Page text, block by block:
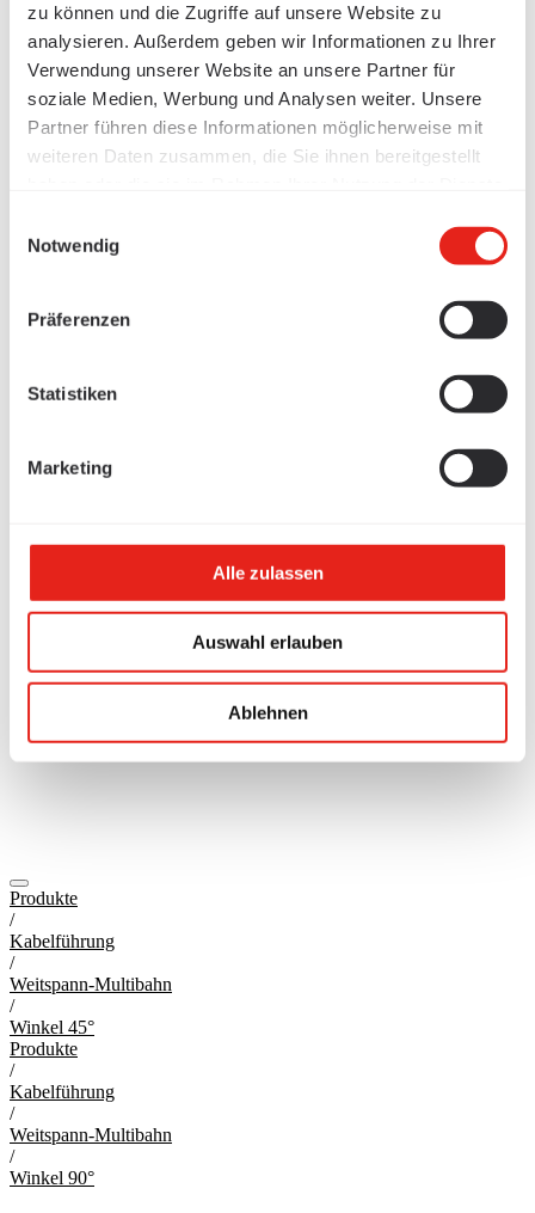
zu können und die Zugriffe auf unsere Website zu
analysieren. Außerdem geben wir Informationen zu Ihrer
Verwendung unserer Website an unsere Partner für
soziale Medien, Werbung und Analysen weiter. Unsere
Partner führen diese Informationen möglicherweise mit
weiteren Daten zusammen, die Sie ihnen bereitgestellt
Notwendig
Präferenzen
Statistiken
Marketing
Alle zulassen
Auswahl erlauben
Ablehnen
Produkte
/
Kabelführung
/
Weitspann-Multibahn
/
Winkel 45°
Produkte
/
Kabelführung
/
Weitspann-Multibahn
/
Winkel 90°